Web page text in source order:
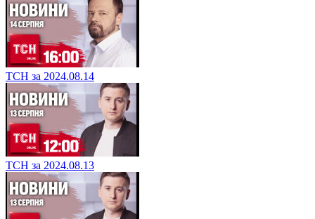
ТСН за 2024.08.14
ТСН за 2024.08.13